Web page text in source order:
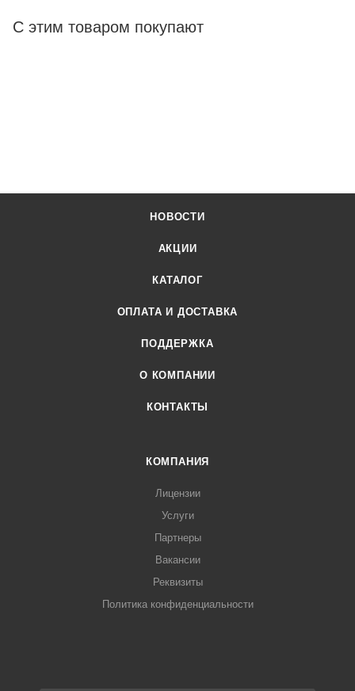
С этим товаром покупают
НОВОСТИ
АКЦИИ
КАТАЛОГ
ОПЛАТА И ДОСТАВКА
ПОДДЕРЖКА
О КОМПАНИИ
КОНТАКТЫ
КОМПАНИЯ
Лицензии
Услуги
Партнеры
Вакансии
Реквизиты
Политика конфиденциальности